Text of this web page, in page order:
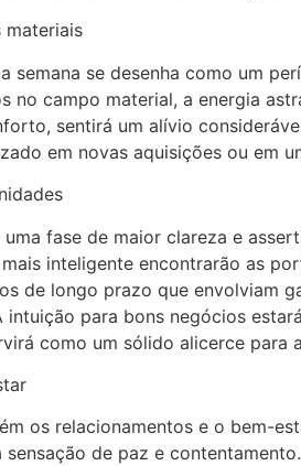
materiais
semana se desenha como um
no campo material, a energia
sentirá um alívio
em novas aquisições ou em
fase de maior clareza e
inteligente encontrarão as
de longo prazo que envolviam
para bons negócios
como um sólido alicerce
os relacionamentos e o bem-
de paz e